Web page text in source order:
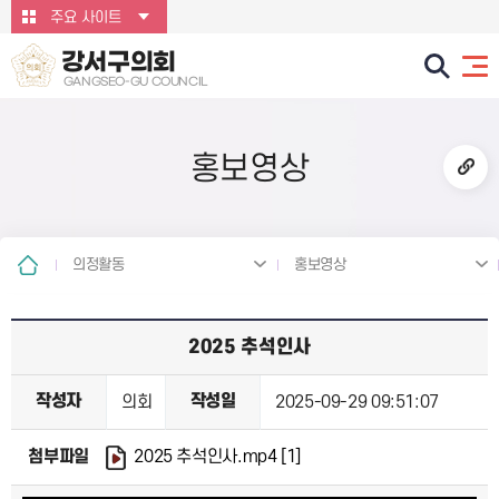
본문바로가기주요 사이트
강서구의회
GANGSEO-GU COUNCIL
홍보영상
의정활동 홍보영상
2025 추석인사
작성자 의회 작성일 2025-09-29 09:51:07
첨부파일 2025 추석인사.mp4 [1]